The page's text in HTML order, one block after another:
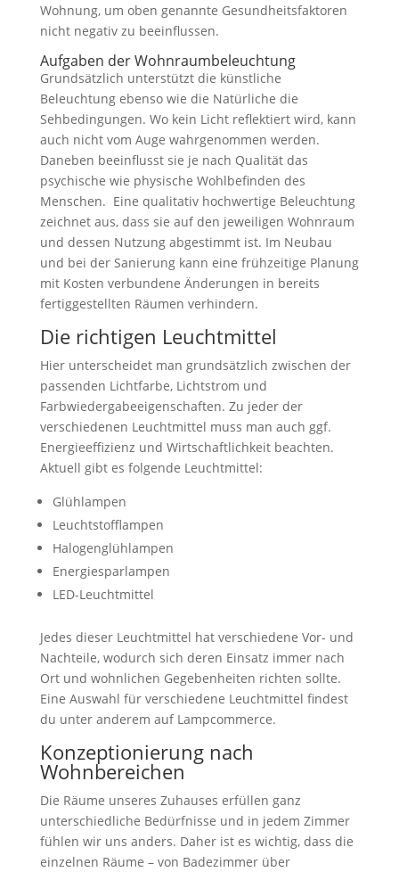
Wohnung, um oben genannte Gesundheitsfaktoren
nicht negativ zu beeinflussen.
Aufgaben der Wohnraumbeleuchtung
Grundsätzlich unterstützt die künstliche
Beleuchtung ebenso wie die Natürliche die
Sehbedingungen. Wo kein Licht reflektiert wird, kann
auch nicht vom Auge wahrgenommen werden.
Daneben beeinflusst sie je nach Qualität das
psychische wie physische Wohlbefinden des
Menschen. Eine qualitativ hochwertige Beleuchtung
zeichnet aus, dass sie auf den jeweiligen Wohnraum
und dessen Nutzung abgestimmt ist. Im Neubau
und bei der Sanierung kann eine frühzeitige Planung
mit Kosten verbundene Änderungen in bereits
fertiggestellten Räumen verhindern.
Die richtigen Leuchtmittel
Hier unterscheidet man grundsätzlich zwischen der
passenden Lichtfarbe, Lichtstrom und
Farbwiedergabeeigenschaften. Zu jeder der
verschiedenen Leuchtmittel muss man auch ggf.
Energieeffizienz und Wirtschaftlichkeit beachten.
Aktuell gibt es folgende Leuchtmittel:
Glühlampen
Leuchtstofflampen
Halogenglühlampen
Energiesparlampen
LED-Leuchtmittel
Jedes dieser Leuchtmittel hat verschiedene Vor- und
Nachteile, wodurch sich deren Einsatz immer nach
Ort und wohnlichen Gegebenheiten richten sollte.
Eine Auswahl für verschiedene Leuchtmittel findest
du unter anderem auf Lampcommerce.
Konzeptionierung nach
Wohnbereichen
Die Räume unseres Zuhauses erfüllen ganz
unterschiedliche Bedürfnisse und in jedem Zimmer
fühlen wir uns anders. Daher ist es wichtig, dass die
einzelnen Räume – von Badezimmer über